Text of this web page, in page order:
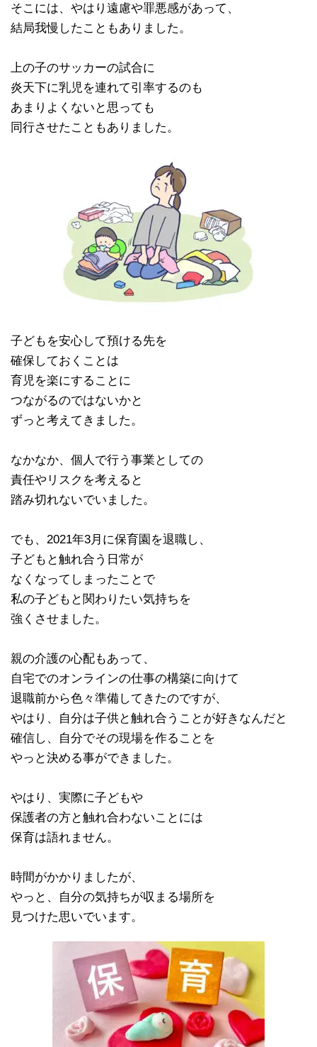
そこには、やはり遠慮や罪悪感があって、
結局我慢したこともありました。
上の子のサッカーの試合に
炎天下に乳児を連れて引率するのも
あまりよくないと思っても
同行させたこともありました。
子どもを安心して預ける先を
確保しておくことは
育児を楽にすることに
つながるのではないかと
ずっと考えてきました。
なかなか、個人で行う事業としての
責任やリスクを考えると
踏み切れないでいました。
でも、2021年3月に保育園を退職し、
子どもと触れ合う日常が
なくなってしまったことで
私の子どもと関わりたい気持ちを
強くさせました。
親の介護の心配もあって、
自宅でのオンラインの仕事の構築に向けて
退職前から色々準備してきたのですが、
やはり、自分は子供と触れ合うことが好きなんだと
確信し、自分でその現場を作ることを
やっと決める事ができました。
やはり、実際に子どもや
保護者の方と触れ合わないことには
保育は語れません。
時間がかかりましたが、
やっと、自分の気持ちが収まる場所を
見つけた思いでいます。